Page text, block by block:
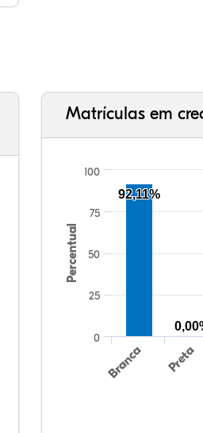
Matrículas em
Percentual
Branca Preta
0
25
50
75
100
92,11%